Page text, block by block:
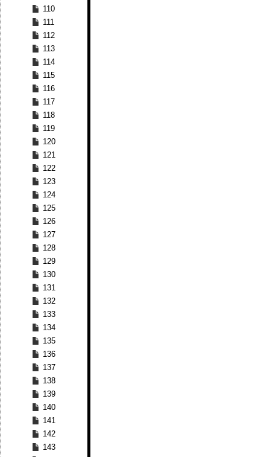
110
111
112
113
114
115
116
117
118
119
120
121
122
123
124
125
126
127
128
129
130
131
132
133
134
135
136
137
138
139
140
141
142
143